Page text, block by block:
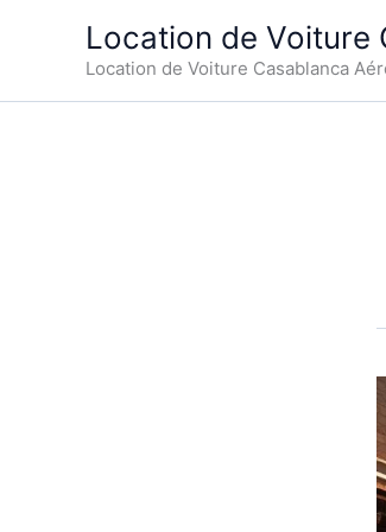
Location de Voiture
Location de Voiture Casablanca